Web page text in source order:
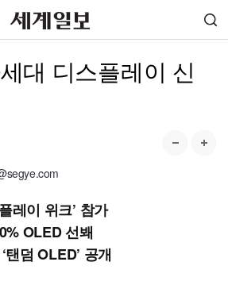
대 디스플레이 신
레이 위크’ 참가
OLED 선봬
덤 OLED’ 공개